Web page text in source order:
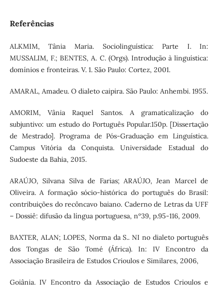
Referências
ALKMIM, Tânia Maria. Sociolinguística: Parte I. In:
MUSSALIM, F.; BENTES, A. C. (Orgs). Introdução à linguística:
domínios e fronteiras. V. 1. São Paulo: Cortez, 2001.
AMARAL, Amadeu. O dialeto caipira. São Paulo: Anhembi. 1955.
AMORIM, Vânia Raquel Santos. A gramaticalização do
subjuntivo: um estudo do Português Popular.150p. [Dissertação
de Mestrado]. Programa de Pós-Graduação em Linguística.
Campus Vitória da Conquista. Universidade Estadual do
Sudoeste da Bahia, 2015.
ARAÚJO, Silvana Silva de Farias; ARAÚJO, Jean Marcel de
Oliveira. A formação sócio-histórica do português do Brasil:
contribuições do recôncavo baiano. Caderno de Letras da UFF
– Dossiê: difusão da língua portuguesa, nº39, p.95-116, 2009.
BAXTER, ALAN; LOPES, Norma da S.. NI no dialeto português
dos Tongas de São Tomé (África). In: IV Encontro da
Associação Brasileira de Estudos Crioulos e Similares, 2006,
Goiânia. IV Encontro da Associação de Estudos Crioulos e